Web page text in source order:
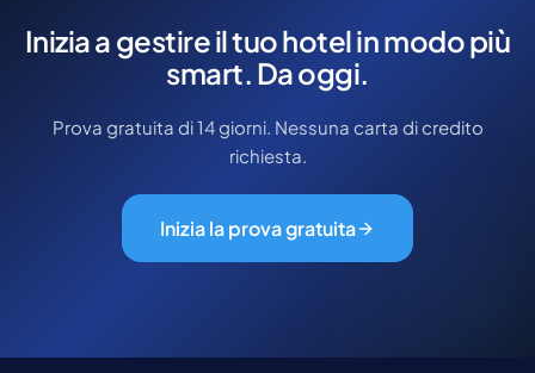
Inizia a gestire il tuo hotel in modo più
smart. Da oggi.
Prova gratuita di 14 giorni. Nessuna carta di credito
richiesta.
Inizia la prova gratuita